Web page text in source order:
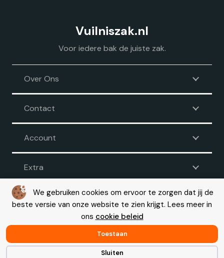
We gebruiken cookies om ervoor te zorgen dat jij de
beste versie van onze website te zien krijgt. Lees meer in
ons cookie beleid
Toestaan
Sluiten
Vuilniszak.nl
Voor iedere bak de juiste zak.
Over Ons
Contact
Account
Extra
Voorwaarden|Disclaimer| Privacy| Cookie beleid
© Copyright 2026 – Vuilniszak.nl |Webdesign by Yooker
with 💙